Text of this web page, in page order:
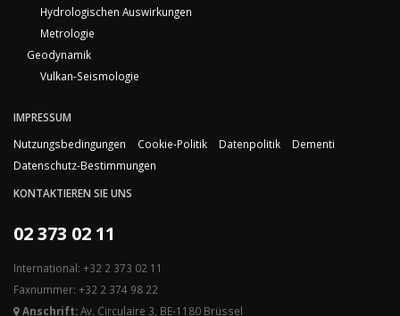
Hydrologischen Auswirkungen
Metrologie
Geodynamik
Vulkan-Seismologie
IMPRESSUM
Nutzungsbedingungen
Cookie-Politik Datenpolitik
Dementi
Datenschutz-Bestimmungen
KONTAKTIEREN SIE UNS
02 373 02 11
International: +32 2 373 02 11
Faxnummer: +32 2 374 98 22
Anschrift:Av. Circulaire 3, BE-1180 Brüssel